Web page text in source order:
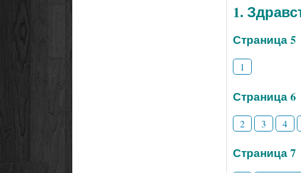
1.
Страница 5
1
Страница 6
2 3 4
Страница 7